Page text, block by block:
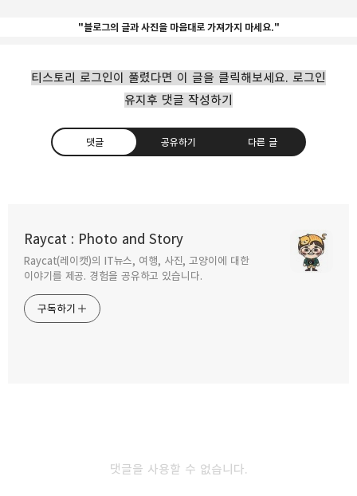
"블로그의 글과 사진을 마음대로 가져가지 마세요."
티스토리 로그인이 풀렸다면 이 글을 클릭해보세요. 로그인
유지후 댓글 작성하기
댓글 공유하기 다른 글
Raycat : Photo and Story
Raycat(레이캣)의 IT뉴스, 여행, 사진, 고양이에 대한
이야기를 제공. 경험을 공유하고 있습니다.
구독하기
댓글을 사용할 수 없습니다.
구독하기 카카오톡
아이패드 에어 4세대
2020.09.17
아이패드 프로 4세대 11인치 아이패드 프로
9.7형 비교.